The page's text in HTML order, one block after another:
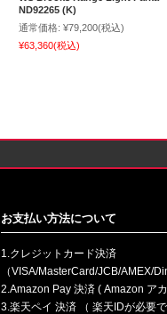
ND92265 (K)
通常価格: ¥79,200(税込)
¥63,360(税込)
お支払い方法について
1.クレジットカード決済
（VISA/MasterCard/JCB/AMEX/
2.Amazon Pay 決済 ( Amazon ア
3.楽天ペイ 決済 （ 楽天IDが必要で